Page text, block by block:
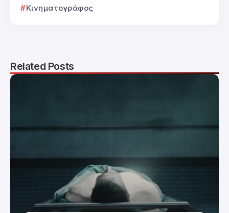
Κινηματογράφος
Related Posts